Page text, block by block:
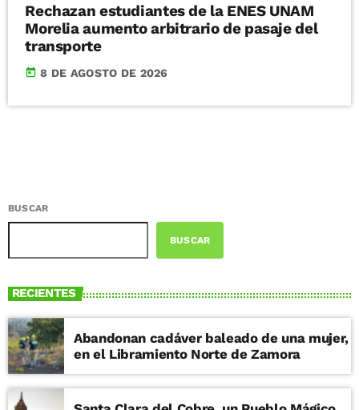
Rechazan estudiantes de la ENES UNAM
Morelia aumento arbitrario de pasaje del
transporte
today 8 DE AGOSTO DE 2026
BUSCAR
BUSCAR
RECIENTES
Abandonan cadáver baleado de una mujer,
en el Libramiento Norte de Zamora